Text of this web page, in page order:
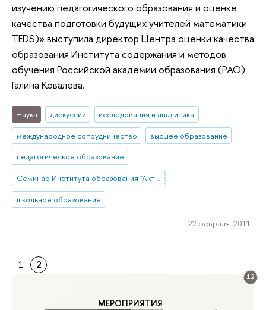
12
МЕРОПРИЯТИЯ
изучению педагогического образования и оценке
качества подготовки будущих учителей математики
TEDS)» выступила директор Центра оценки качества
образования Института содержания и методов
обучения Российской академии образования (РАО)
Галина Ковалева.
Наука дискуссии
исследования и аналитика
международное сотрудничество
высшее образование
педагогическое образование
Семинар Института образования "Актуальные исследования и разработки в области образования"
школьное образование
22 февраля 2011
1 2